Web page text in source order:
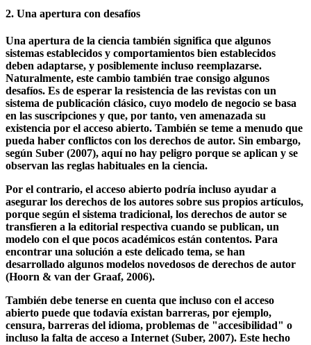
sino que, al igual que se enfrentan a problemas comunes,
2. Una apertura con desafíos
Una apertura de la ciencia también significa que algunos
sistemas establecidos y comportamientos bien establecidos
deben adaptarse, y posiblemente incluso reemplazarse.
Naturalmente, este cambio también trae consigo algunos
desafíos. Es de esperar la resistencia de las revistas con un
sistema de publicación clásico, cuyo modelo de negocio se basa
en las suscripciones y que, por tanto, ven amenazada su
existencia por el acceso abierto. También se teme a menudo que
pueda haber conflictos con los derechos de autor. Sin embargo,
según Suber (2007), aquí no hay peligro porque se aplican y se
observan las reglas habituales en la ciencia.
Por el contrario, el acceso abierto podría incluso ayudar a
asegurar los derechos de los autores sobre sus propios artículos,
porque según el sistema tradicional, los derechos de autor se
transfieren a la editorial respectiva cuando se publican, un
modelo con el que pocos académicos están contentos. Para
encontrar una solución a este delicado tema, se han
desarrollado algunos modelos novedosos de derechos de autor
(Hoorn & van der Graaf, 2006).